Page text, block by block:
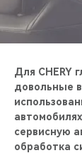
НАШИ
ВИДЕООБЗОРЫ
CHERY ДЛЯ
Для CHERY
довольные
сервисную
обработка